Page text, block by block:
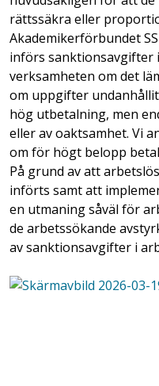
rättssäkra eller
Akademikerförbundet
införs sanktionsavgifter
verksamheten om det
om uppgifter
hög utbetalning, men
eller av oaktsamhet. Vi
om för högt belopp
På grund av att
införts samt att
en utmaning såväl för
de arbetssökande
av sanktionsavgifter i